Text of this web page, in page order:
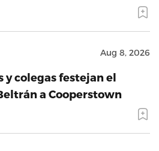
Aug 8, 2026
y colegas festejan el
a Cooperstown